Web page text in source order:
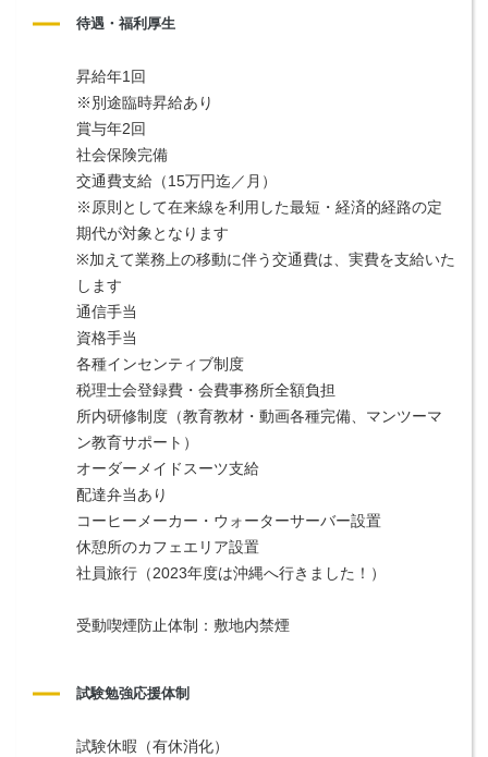
待遇・福利厚生
昇給年1回
※別途臨時昇給あり
賞与年2回
社会保険完備
交通費支給（15万円迄／月）
※原則として在来線を利用した最短・経済的経路の定
期代が対象となります
※加えて業務上の移動に伴う交通費は、実費を支給いた
します
通信手当
資格手当
各種インセンティブ制度
税理士会登録費・会費事務所全額負担
所内研修制度（教育教材・動画各種完備、マンツーマ
ン教育サポート）
オーダーメイドスーツ支給
配達弁当あり
コーヒーメーカー・ウォーターサーバー設置
休憩所のカフェエリア設置
社員旅行（2023年度は沖縄へ行きました！）
受動喫煙防止体制：敷地内禁煙
試験勉強応援体制
試験休暇（有休消化）